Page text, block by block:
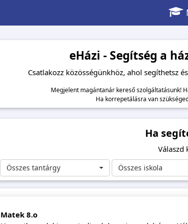
eHázi - Segítség a
Csatlakozz közösségünkhöz, ahol segíthetsz
Megjelent magántanár kereső szolgáltatásunk!
Ha korrepetálásra van
Ha
Válaszd
Összes tantárgy Összes iskola
Matek 8.o